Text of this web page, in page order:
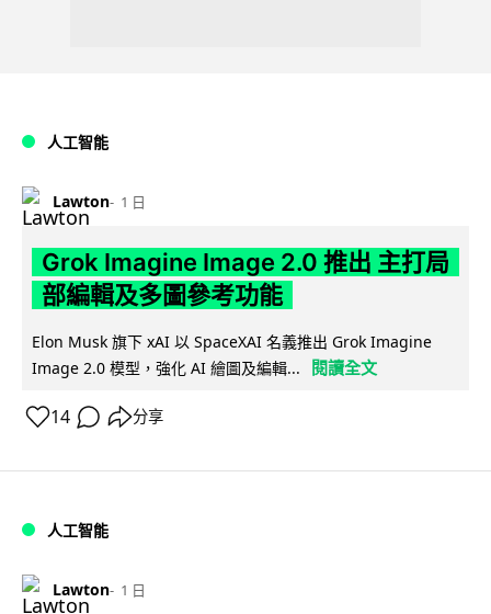
人工智能
Lawton 1 日
Grok Imagine Image 2.0 推出 主打局
部編輯及多圖參考功能
Elon Musk 旗下 xAI 以 SpaceXAI 名義推出 Grok Imagine
Image 2.0 模型，強化 AI 繪圖及編輯...
閱讀全文
14 分享
人工智能
Lawton 1 日